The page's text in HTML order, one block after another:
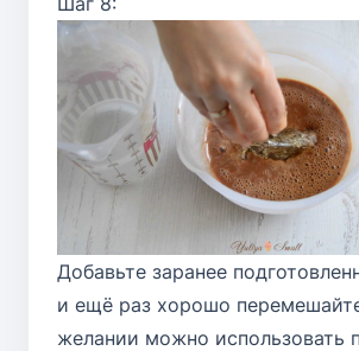
Добавьте заранее
и ещё раз хорошо
желании можно использовать